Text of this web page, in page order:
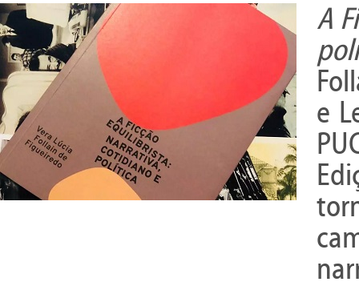
A
e